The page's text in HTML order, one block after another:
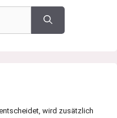
wird zusätzlich